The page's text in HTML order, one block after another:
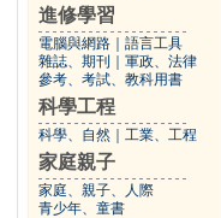
進修學習
電腦與網路
語言工具
雜誌、期刊
軍政、法律
參考、考試、教科用書
科學工程
科學、自然 工業、工程
家庭親子
家庭、親子、人際
青少年、童書